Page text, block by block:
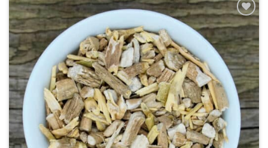
Zur
Wunschliste
hinzufügen